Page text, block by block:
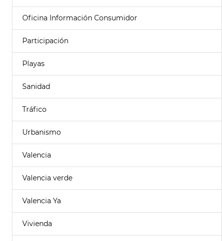
Oficina Información Consumidor
Participación
Playas
Sanidad
Tráfico
Urbanismo
Valencia
Valencia verde
Valencia Ya
Vivienda